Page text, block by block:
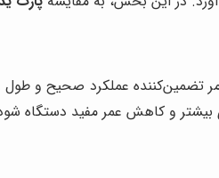
تضمین‌کننده عملکرد صحیح و طول
بیشتر و کاهش عمر مفید دستگاه